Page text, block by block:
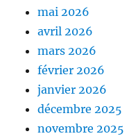
mai 2026
avril 2026
mars 2026
février 2026
janvier 2026
décembre 2025
novembre 2025